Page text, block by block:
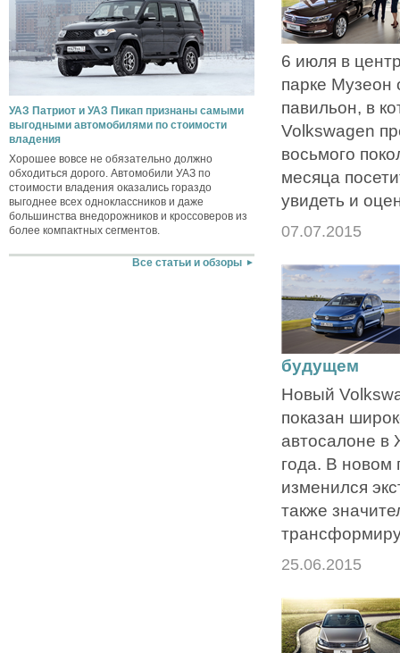
УАЗ Патриот и УАЗ Пикап признаны самыми
выгодными автомобилями по стоимости
владения
Хорошее вовсе не обязательно должно
обходиться дорого. Автомобили УАЗ по
стоимости владения оказались гораздо
выгоднее всех одноклассников и даже
большинства внедорожников и кроссоверов из
более компактных сегментов.
Все статьи и обзоры
6 июля в
парке Музеон
павильон, в
Volkswagen
восьмого
месяца
увидеть и
07.07.2015
будущем
Новый
показан
автосалоне в
года. В новом
изменился
также
25.06.2015